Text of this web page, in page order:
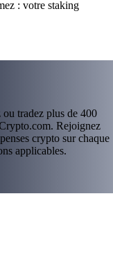
: votre staking
tradez plus de 400
Rejoignez
crypto sur chaque
applicables.